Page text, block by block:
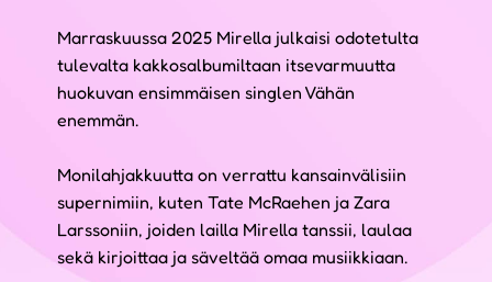
Marraskuussa 2025 Mirella julkaisi odotetulta
tulevalta kakkosalbumiltaan itsevarmuutta
huokuvan ensimmäisen singlen Vähän
enemmän.
Monilahjakkuutta on verrattu kansainvälisiin
supernimiin, kuten Tate McRaehen ja Zara
Larssoniin, joiden lailla Mirella tanssii, laulaa
sekä kirjoittaa ja säveltää omaa musiikkiaan.